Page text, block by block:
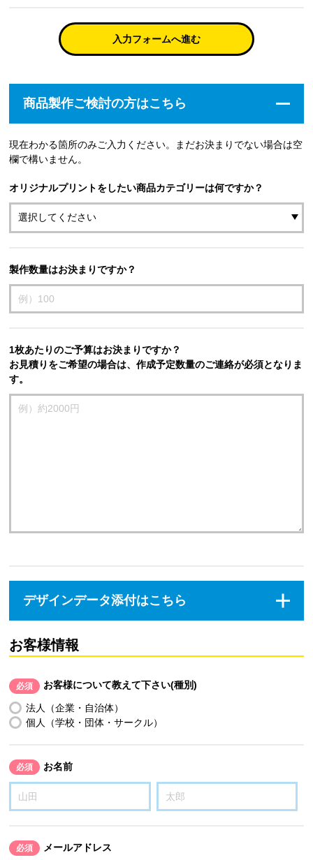
入力フォームへ進む
商品製作ご検討の方はこちら
現在わかる箇所のみご入力ください。まだお決まりでない場合は空
欄で構いません。
オリジナルプリントをしたい商品カテゴリーは何ですか？
製作数量はお決まりですか？
1枚あたりのご予算はお決まりですか？
お見積りをご希望の場合は、作成予定数量のご連絡が必須となりま
す。
デザインデータ添付はこちら
お客様情報
必須 お客様について教えて下さい(種別)
法人（企業・自治体）
個人（学校・団体・サークル）
必須 お名前
必須 メールアドレス